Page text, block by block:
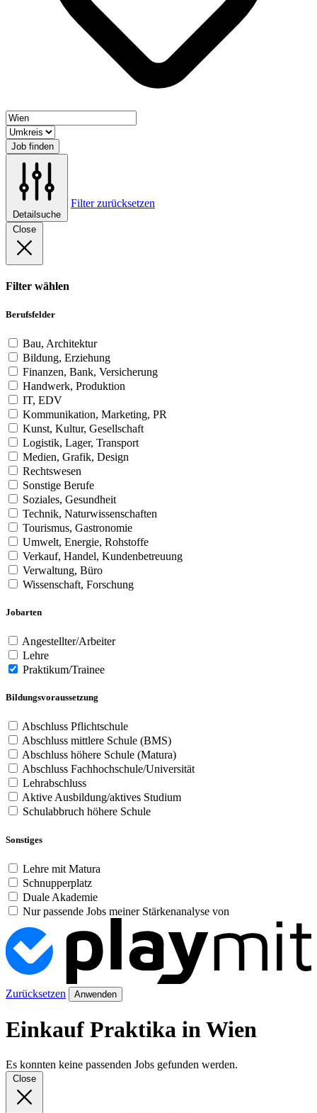
Job finden
Detailsuche
Filter zurücksetzen
Close
Filter wählen
Berufsfelder
Bau, Architektur
Bildung, Erziehung
Finanzen, Bank, Versicherung
Handwerk, Produktion
IT, EDV
Kommunikation, Marketing, PR
Kunst, Kultur, Gesellschaft
Logistik, Lager, Transport
Medien, Grafik, Design
Rechtswesen
Sonstige Berufe
Soziales, Gesundheit
Technik, Naturwissenschaften
Tourismus, Gastronomie
Umwelt, Energie, Rohstoffe
Verkauf, Handel, Kundenbetreuung
Verwaltung, Büro
Wissenschaft, Forschung
Jobarten
Angestellter/Arbeiter
Lehre
Praktikum/Trainee
Bildungsvoraussetzung
Abschluss Pflichtschule
Abschluss mittlere Schule (BMS)
Abschluss höhere Schule (Matura)
Abschluss Fachhochschule/Universität
Lehrabschluss
Aktive Ausbildung/aktives Studium
Schulabbruch höhere Schule
Sonstiges
Lehre mit Matura
Schnupperplatz
Duale Akademie
Nur passende Jobs meiner Stärkenanalyse von
Zurücksetzen Anwenden
Einkauf Praktika in Wien
Es konnten keine passenden Jobs gefunden werden.
Close